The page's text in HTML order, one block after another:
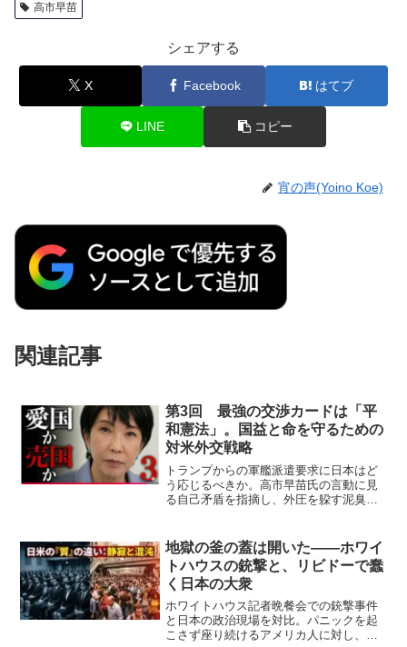
高市早苗
シェアする
X Facebook はてブ
LINE コピー
宵の声(Yoino Koe)
関連記事
第3回 最強の交渉カードは「平
和憲法」。国益と命を守るための
対米外交戦略
トランプからの軍艦派遣要求に日本はど
う応じるべきか。高市早苗氏の言動に見
る自己矛盾を指摘し、外圧を躱す泥臭い
の命と国益を守り抜く、対米外交戦略の
真髄に迫ります。
地獄の釜の蓋は開いた——ホワイ
トハウスの銃撃と、リビドーで蠢
く日本の大衆
ホワイトハウス記者晩餐会での銃撃事件
と日本の政治現場を対比。パニックを起
こさず座り続けるアメリカ人に対し、県